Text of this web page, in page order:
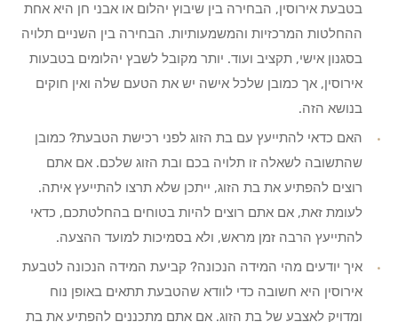
בטבעת אירוסין, הבחירה בין שיבוץ יהלום או אבני חן היא אחת
ההחלטות המרכזיות והמשמעותיות. הבחירה בין השניים תלויה
בסגנון אישי, תקציב ועוד. יותר מקובל לשבץ יהלומים בטבעות
אירוסין, אך כמובן שלכל אישה יש את הטעם שלה ואין חוקים
בנושא הזה.
האם כדאי להתייעץ עם בת הזוג לפני רכישת הטבעת? כמובן
שהתשובה לשאלה זו תלויה בכם ובת הזוג שלכם. אם אתם
רוצים להפתיע את בת הזוג, ייתכן שלא תרצו להתייעץ איתה.
לעומת זאת, אם אתם רוצים להיות בטוחים בהחלטתכם, כדאי
להתייעץ הרבה זמן מראש, ולא בסמיכות למועד ההצעה.
איך יודעים מהי המידה הנכונה? קביעת המידה הנכונה לטבעת
אירוסין היא חשובה כדי לוודא שהטבעת תתאים באופן נוח
ומדויק לאצבע של בת הזוג. אם אתם מתכננים להפתיע את בת